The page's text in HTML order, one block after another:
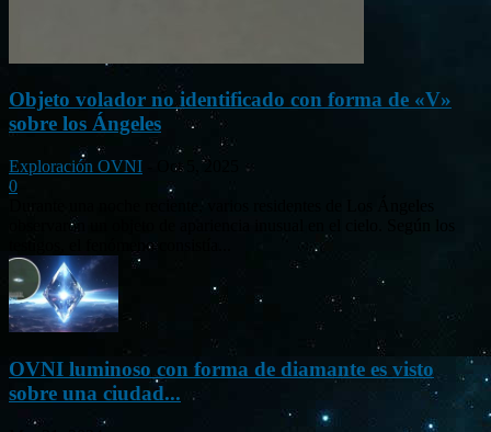
Objeto volador no identificado con forma de «V»
sobre los Ángeles
Exploración OVNI
Oct 5, 2025
0
observaron un objeto de apariencia inusual en el cielo. Según los
testigos, el fenómeno consistía...
OVNI luminoso con forma de diamante es visto
sobre una ciudad...